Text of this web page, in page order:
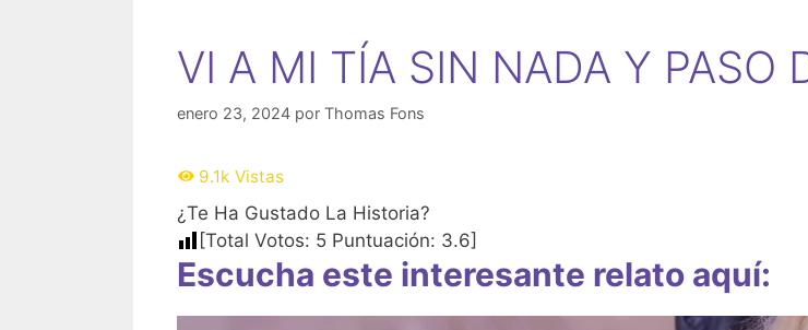
VI A MI TÍA SIN NADA Y PASO
enero 23, 2024 por Thomas Fons
9.1k Vistas
¿Te Ha Gustado La Historia?
[Total Votos: 5 Puntuación: 3.6]
Escucha este interesante relato aquí: